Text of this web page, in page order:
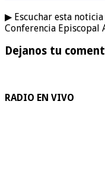
▶ Escuchar esta
Conferencia
Dejanos tu
RADIO EN VIVO